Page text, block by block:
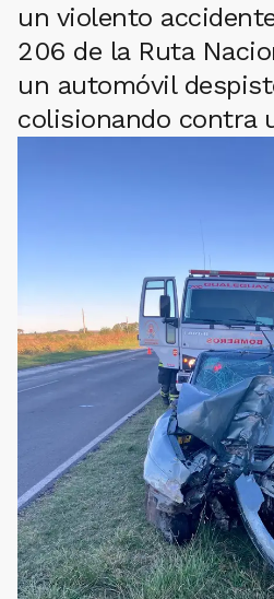
un violento
206 de la Ruta
un automóvil
colisionando contra